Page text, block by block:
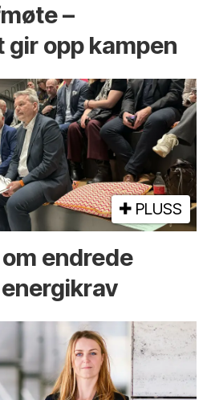
–
opp kampen
PLUSS
endrede